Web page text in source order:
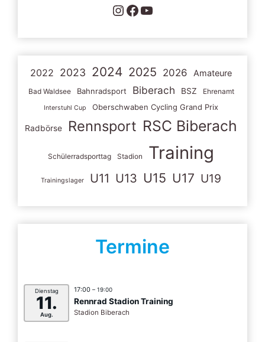
Instagram
Facebook
YouTube
2022 2023 2024 2025 2026 Amateure
Bad Waldsee Bahnradsport Biberach BSZ Ehrenamt
Interstuhl Cup Oberschwaben Cycling Grand Prix
Radbörse Rennsport RSC Biberach
Schülerradsporttag Stadion Training
Trainingslager U11 U13 U15 U17 U19
Termine
Dienstag
11.
Aug.
17:00 – 19:00
Rennrad Stadion Training
Stadion Biberach